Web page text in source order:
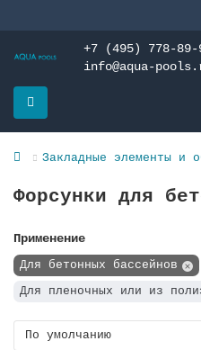
+7 (495) 778-89-
info@aqua-
Закладные элементы и
Форсунки для
Применение
Для бетонных бассейнов
Для пленочных или из